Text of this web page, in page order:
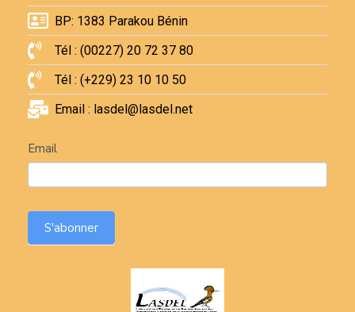
BP: 1383 Parakou Bénin
Tél : (00227) 20 72 37 80
Tél : (+229) 23 10 10 50
Email : lasdel@lasdel.net
Newsletter
Email
S'abonner